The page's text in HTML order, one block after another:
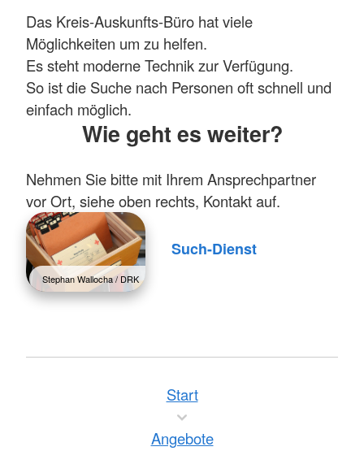
Das Kreis-Auskunfts-Büro hat viele
Möglichkeiten um zu helfen.
Es steht moderne Technik zur Verfügung.
So ist die Suche nach Personen oft schnell und
einfach möglich.
Wie geht es weiter?
Nehmen Sie bitte mit Ihrem Ansprechpartner
vor Ort, siehe oben rechts, Kontakt auf.
Stephan Wallocha / DRK
Such-Dienst
Start
Angebote